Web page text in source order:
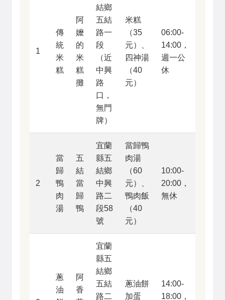
1
傳
統
米
糕
阿
嬤
的
米
糕
攤
結鄉
五結
路一
段
（近
中興
路
口，
無門
牌）
米糕
（35
元）、
四神湯
（40
元）
06:00-
14:00，
週一公
休
2
當
歸
鴨
肉
湯
五
結
當
歸
鴨
宜蘭
縣五
結鄉
中興
路二
段58
號
當歸鴨
肉湯
（60
元）、
鴨肉飯
（40
元）
10:00-
20:00，
無休
蔥
油
阿
香
宜蘭
縣五
結鄉
五結
路二
蔥油餅
加蛋
14:00-
18:00，